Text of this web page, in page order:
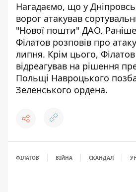
Нагадаємо, що у
ворог атакував
"Нової пошти" ДАО.
Філатов розповів про
липня. Крім цього,
відреагував на рішення
Польщі Навроцького
Зеленського ордена.
ФІЛАТОВ ВІЙНА СКАНДАЛ